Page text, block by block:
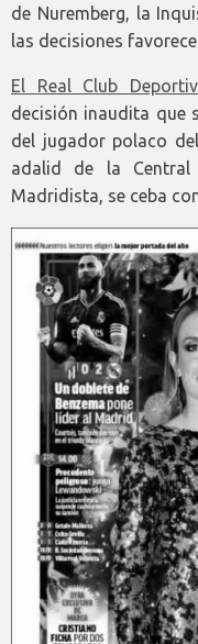
de Nuremberg, la
las decisiones
El Real Club
decisión inaudita que
del jugador polaco
adalid de la Central
Madridista, se ceba